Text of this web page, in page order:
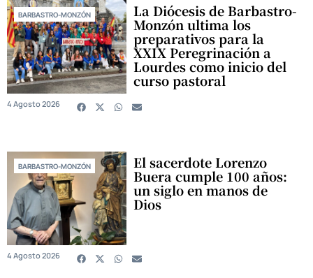
BARBASTRO-MONZÓN La Diócesis de Barbastro-
Monzón ultima los
preparativos para la
XXIX Peregrinación a
Lourdes como inicio del
curso pastoral
4 Agosto 2026
BARBASTRO-MONZÓN El sacerdote Lorenzo
Buera cumple 100 años:
un siglo en manos de
Dios
4 Agosto 2026